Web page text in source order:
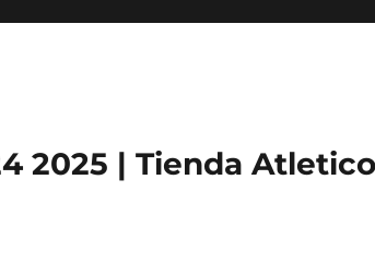
2025 | Tienda